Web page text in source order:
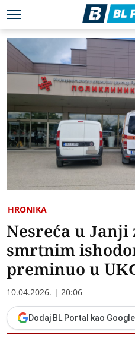
HRONIKA
Nesreća u
smrtnim
preminuo u
10.04.2026. | 20:06
Dodaj BL Portal kao